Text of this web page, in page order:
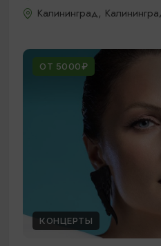
Калининград,
ОТ 5000₽
КОНЦЕРТЫ